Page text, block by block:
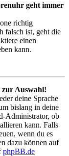
geht immer
richtig
falsch ist, geht die
einen
kann.
zur Auswahl!
deine Sprache
bislang in deine
Administrator, ob
kann. Falls
wenn du es
dazu können auf
phpBB.de